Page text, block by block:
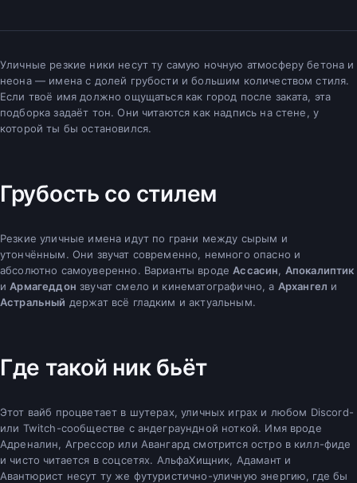
Уличные резкие ники несут ту самую ночную атмосферу бетона и
неона — имена с долей грубости и большим количеством стиля.
Если твоё имя должно ощущаться как город после заката, эта
подборка задаёт тон. Они читаются как надпись на стене, у
которой ты бы остановился.
Грубость со стилем
Резкие уличные имена идут по грани между сырым и
утончённым. Они звучат современно, немного опасно и
абсолютно самоуверенно. Варианты вроде Ассасин, Апокалиптик
и Армагеддон звучат смело и кинематографично, а Архангел и
Астральный держат всё гладким и актуальным.
Где такой ник бьёт
Этот вайб процветает в шутерах, уличных играх и любом Discord-
или Twitch-сообществе с андеграундной ноткой. Имя вроде
Адреналин, Агрессор или Авангард смотрится остро в килл-фиде
и чисто читается в соцсетях. АльфаХищник, Адамант и
Авантюрист несут ту же футуристично-уличную энергию, где бы